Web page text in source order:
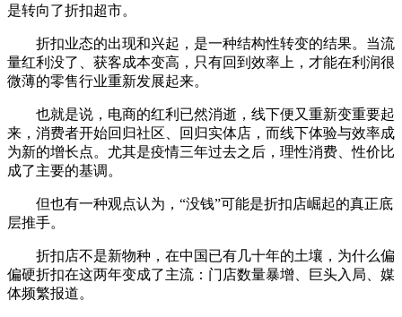
是转向了折扣超市。
折扣业态的出现和兴起，是一种结构性转变的结果。当流
量红利没了、获客成本变高，只有回到效率上，才能在利润很
微薄的零售行业重新发展起来。
也就是说，电商的红利已然消逝，线下便又重新变重要起
来，消费者开始回归社区、回归实体店，而线下体验与效率成
为新的增长点。尤其是疫情三年过去之后，理性消费、性价比
成了主要的基调。
但也有一种观点认为，“没钱”可能是折扣店崛起的真正底
层推手。
折扣店不是新物种，在中国已有几十年的土壤，为什么偏
偏硬折扣在这两年变成了主流：门店数量暴增、巨头入局、媒
体频繁报道。